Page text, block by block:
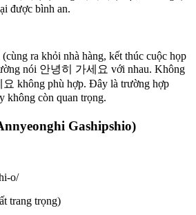
được bình an.
ra khỏi nhà hàng, kết thúc cuộc họp
nói 안녕히 가세요 với nhau. Không
không phù hợp. Đây là trường hợp
không còn quan trọng.
Gashipshio)
o/
trang trọng)